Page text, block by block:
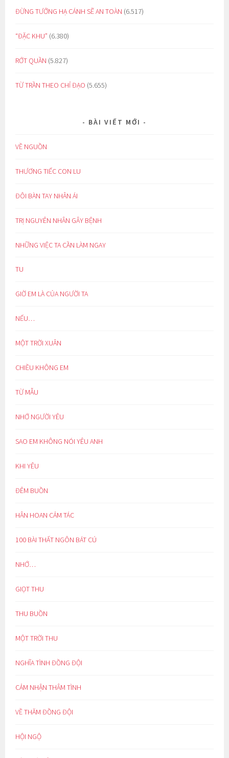
ĐỪNG TƯỞNG HẠ CÁNH SẼ AN TOÀN (6.517)
“ĐẶC KHU” (6.380)
RỚT QUẦN (5.827)
TỪ TRẦN THEO CHỈ ĐẠO (5.655)
BÀI VIẾT MỚI
VỀ NGUỒN
THƯƠNG TIẾC CON LU
ĐÔI BÀN TAY NHÂN ÁI
TRỊ NGUYÊN NHÂN GÂY BỆNH
NHỮNG VIỆC TA CẦN LÀM NGAY
TU
GIỜ EM LÀ CỦA NGƯỜI TA
NẾU…
MỘT TRỜI XUÂN
CHIỀU KHÔNG EM
TỪ MẪU
NHỚ NGƯỜI YÊU
SAO EM KHÔNG NÓI YÊU ANH
KHI YÊU
ĐÊM BUỒN
HÂN HOAN CẢM TÁC
100 BÀI THẤT NGÔN BÁT CÚ
NHỚ…
GIỌT THU
THU BUỒN
MỘT TRỜI THU
NGHĨA TÌNH ĐỒNG ĐỘI
CẢM NHẬN THÂM TÌNH
VỀ THĂM ĐỒNG ĐỘI
HỘI NGỘ